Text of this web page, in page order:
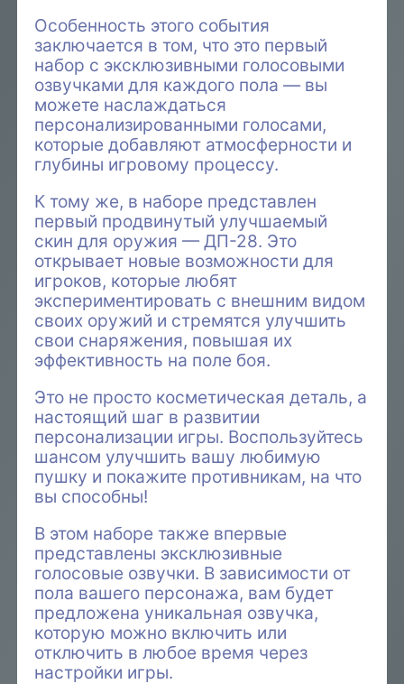
Особенность этого события
заключается в том, что это первый
набор с эксклюзивными голосовыми
озвучками для каждого пола — вы
можете наслаждаться
персонализированными голосами,
которые добавляют атмосферности и
глубины игровому процессу.
К тому же, в наборе представлен
первый продвинутый улучшаемый
скин для оружия — ДП-28. Это
открывает новые возможности для
игроков, которые любят
экспериментировать с внешним видом
своих оружий и стремятся улучшить
свои снаряжения, повышая их
эффективность на поле боя.
Это не просто косметическая деталь, а
настоящий шаг в развитии
персонализации игры. Воспользуйтесь
шансом улучшить вашу любимую
пушку и покажите противникам, на что
вы способны!
В этом наборе также впервые
представлены эксклюзивные
голосовые озвучки. В зависимости от
пола вашего персонажа, вам будет
предложена уникальная озвучка,
которую можно включить или
отключить в любое время через
настройки игры.